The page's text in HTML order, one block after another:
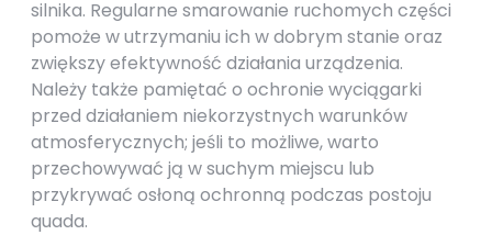
silnika. Regularne smarowanie ruchomych części
pomoże w utrzymaniu ich w dobrym stanie oraz
zwiększy efektywność działania urządzenia.
Należy także pamiętać o ochronie wyciągarki
przed działaniem niekorzystnych warunków
atmosferycznych; jeśli to możliwe, warto
przechowywać ją w suchym miejscu lub
przykrywać osłoną ochronną podczas postoju
quada.